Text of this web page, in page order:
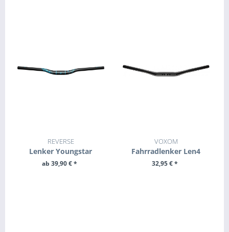
REVERSE
Lenker Youngstar
ab 39,90 € *
VOXOM
Fahrradlenker Len4
32,95 € *